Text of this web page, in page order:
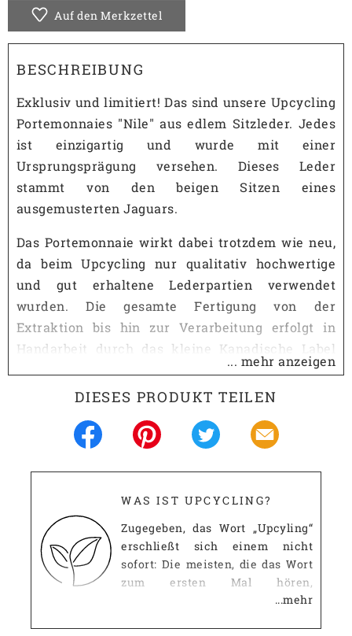
Auf den Merkzettel
BESCHREIBUNG
Exklusiv und limitiert! Das sind unsere Upcycling
Portemonnaies "Nile" aus edlem Sitzleder. Jedes
ist einzigartig und wurde mit einer
Ursprungsprägung versehen. Dieses Leder
stammt von den beigen Sitzen eines
ausgemusterten Jaguars.
Das Portemonnaie wirkt dabei trotzdem wie neu,
da beim Upcycling nur qualitativ hochwertige
und gut erhaltene Lederpartien verwendet
wurden. Die gesamte Fertigung von der
Extraktion bis hin zur Verarbeitung erfolgt in
Handarbeit durch das kleine Kanadische Label
Dieses Portemonnaie ist besonders schlank und
ein Leichtgewicht, so dass es sogar in eine
Hemdtasche passt. Es besitzt im Inneren vier
Auch als besonderes Geschenk geeignet!
Upcycling Material: Autositzleder
Ausstattung:
4 Kreditkartenfächer,
Geldscheinfach
Hemdtasche (Gr. S)
Höhe:
8 cm
... mehr anzeigen
DIESES PRODUKT TEILEN
WAS IST UPCYCLING?
Zugegeben, das Wort „Upcyling“
erschließt sich einem nicht
sofort: Die meisten, die das Wort
zum ersten Mal hören,
mutmaßen, dass es wohl etwas
...mehr